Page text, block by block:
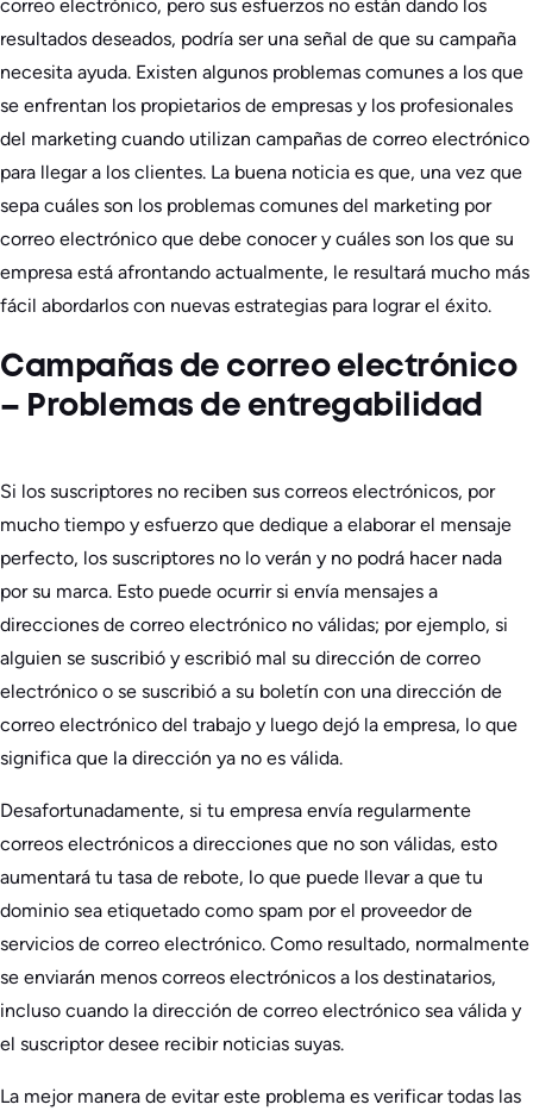
correo electrónico, pero sus esfuerzos no están dando los
resultados deseados, podría ser una señal de que su campaña
necesita ayuda. Existen algunos problemas comunes a los que
se enfrentan los propietarios de empresas y los profesionales
del marketing cuando utilizan campañas de correo electrónico
para llegar a los clientes. La buena noticia es que, una vez que
sepa cuáles son los problemas comunes del marketing por
correo electrónico que debe conocer y cuáles son los que su
empresa está afrontando actualmente, le resultará mucho más
fácil abordarlos con nuevas estrategias para lograr el éxito.
Campañas de correo electrónico
– Problemas de entregabilidad
Si los suscriptores no reciben sus correos electrónicos, por
mucho tiempo y esfuerzo que dedique a elaborar el mensaje
perfecto, los suscriptores no lo verán y no podrá hacer nada
por su marca. Esto puede ocurrir si envía mensajes a
direcciones de correo electrónico no válidas; por ejemplo, si
alguien se suscribió y escribió mal su dirección de correo
electrónico o se suscribió a su boletín con una dirección de
correo electrónico del trabajo y luego dejó la empresa, lo que
significa que la dirección ya no es válida.
Desafortunadamente, si tu empresa envía regularmente
correos electrónicos a direcciones que no son válidas, esto
aumentará tu tasa de rebote, lo que puede llevar a que tu
dominio sea etiquetado como spam por el proveedor de
servicios de correo electrónico. Como resultado, normalmente
se enviarán menos correos electrónicos a los destinatarios,
incluso cuando la dirección de correo electrónico sea válida y
el suscriptor desee recibir noticias suyas.
La mejor manera de evitar este problema es verificar todas las